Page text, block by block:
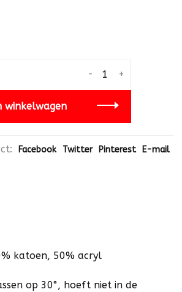
+
-
winkelwagen
Facebook Twitter Pinterest E-mail
katoen, 50% acryl
op 30°, hoeft niet in de